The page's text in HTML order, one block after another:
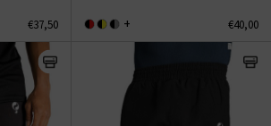
€37,50 + €40,00